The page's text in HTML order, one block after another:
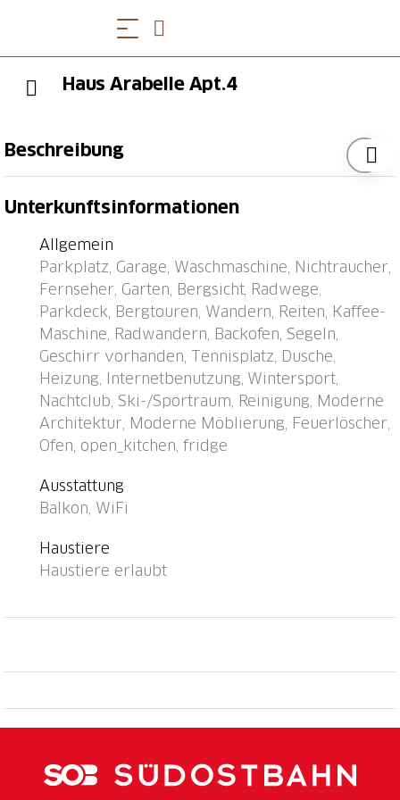
Haus Arabelle Apt.4
Beschreibung
Baujahr 1964, renoviert im Jahre 2018. Im Ort, 700
Hang, in einem Wohnquartier, 300 m vom Waldrand,
1 km vom Skigebiet, in einer Sackgasse. Zur
Mitbenutzung: Garten (nicht eingezäunt). Im Hause:
Einstellraum für Fahrräder, Skiraum, Zentralheizung,
Waschmaschine (extra), Wäschetrockner (zur
Mitbenutzung, extra). Wäschewechsel (zusätzlich
extra). Handtuchwechsel (zusätzlich extra).
Wohnungsreinigung möglich (extra).
Gemeinschaftsgarage beim Haus. Einkaufsgeschäft,
Lebensmittelgeschäft, Supermarkt 500 m, Restaurant,
Bar 500 m, Bäckerei 500 m, Zentrum zu Fuss in 5
Minuten erreichbar, Bushaltestelle "Postplatz",
Bahnstation "Davos Platz" 750 m, Park "Kurpark" 2.5
km, Hallenbad 2.5 km, See Davosersee 4.6 km.
Golfplatz (18 Loch) 2.7 km, Surfschule 5 km, Tennis
1 km, Eisfeld 1.7 km. Bekannte Skigebiete sind gut
Jugendgruppen.
Unterkunftsinformationen
Allgemein
Parkplatz, Garage, Waschmaschine, Nichtraucher,
Fernseher, Garten, Bergsicht, Radwege,
Parkdeck, Bergtouren, Wandern, Reiten, Kaffee-
Maschine, Radwandern, Backofen, Segeln,
Geschirr vorhanden, Tennisplatz, Dusche,
Heizung, Internetbenutzung, Wintersport,
Nachtclub, Ski-/Sportraum, Reinigung, Moderne
Architektur, Moderne Möblierung, Feuerlöscher,
Ofen, open_kitchen, fridge
Ausstattung
Balkon, WiFi
Haustiere
Haustiere erlaubt